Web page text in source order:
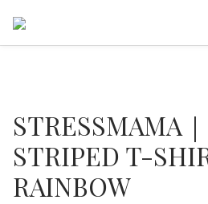
STRESSMAMA
STRIPED T-
RAINBOW